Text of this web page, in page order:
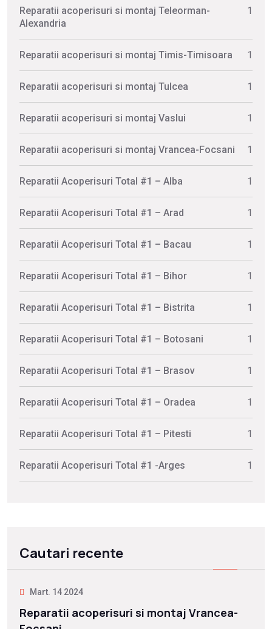
Reparatii acoperisuri si montaj Teleorman-
Alexandria
1
Reparatii acoperisuri si montaj Timis-Timisoara 1
Reparatii acoperisuri si montaj Tulcea 1
Reparatii acoperisuri si montaj Vaslui 1
Reparatii acoperisuri si montaj Vrancea-Focsani 1
Reparatii Acoperisuri Total #1 – Alba 1
Reparatii Acoperisuri Total #1 – Arad 1
Reparatii Acoperisuri Total #1 – Bacau 1
Reparatii Acoperisuri Total #1 – Bihor 1
Reparatii Acoperisuri Total #1 – Bistrita 1
Reparatii Acoperisuri Total #1 – Botosani 1
Reparatii Acoperisuri Total #1 – Brasov 1
Reparatii Acoperisuri Total #1 – Oradea 1
Reparatii Acoperisuri Total #1 – Pitesti 1
Reparatii Acoperisuri Total #1 -Arges 1
Cautari recente
Mart. 14 2024
Reparatii acoperisuri si montaj Vrancea-